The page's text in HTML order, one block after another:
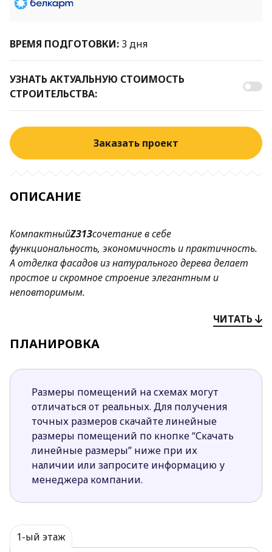
ВРЕМЯ ПОДГОТОВКИ: 3 дня
УЗНАТЬ АКТУАЛЬНУЮ СТОИМОСТЬ
СТРОИТЕЛЬСТВА:
Заказать проект
ОПИСАНИЕ
КомпактныйZ313сочетание в себе
функциональность, экономичность и практичность.
А отделка фасадов из натурального дерева делает
простое и скромное строение элегантным и
неповторимым.
Небольшая площадь дома, простая форма,
экономии бюджета во время его строительства;
преображает простую форму, и делает этот
проект элегантным и неповторимым;
При желании хозяев кухня может быть отделена
от гостиной перегородкой или раздвижными
дверьми;
Просторная дневная зона при желании может
быть увеличена за счет раздвижных дверей и
выхода на террасу;
место в доме;
Просторное хоз помещение будет по достоинству
ЧИТАТЬ
ПЛАНИРОВКА
Размеры помещений на схемах могут
отличаться от реальных. Для получения
точных размеров скачайте линейные
размеры помещений по кнопке “Скачать
линейные размеры” ниже при их
наличии или запросите информацию у
менеджера компании.
1-ый этаж